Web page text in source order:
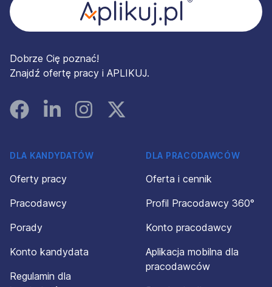
Dobrze Cię poznać!
Znajdź ofertę pracy i APLIKUJ.
FacebookLinked InInstagramInstagram
DLA KANDYDATÓW
Oferty pracy
Pracodawcy
Porady
Konto kandydata
Regulamin dla
DLA PRACODAWCÓW
Oferta i cennik
Profil Pracodawcy 360°
Konto pracodawcy
Aplikacja mobilna dla
pracodawców